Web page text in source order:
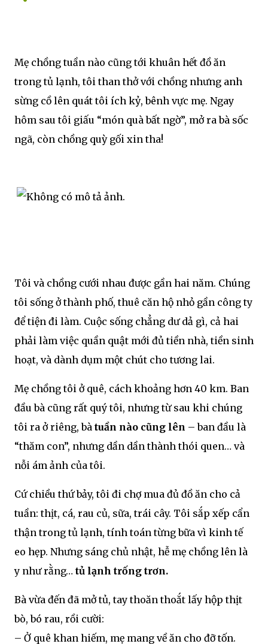
Mẹ chồng tuần nào cũng tới khuân hết đồ ăn
trong tủ lạnh, tôi than thở với chồng nhưng anh
sừng cồ lên quát tôi ích kỷ, bênh vực mẹ. Ngay
hôm sau tôi giấu “món quà bất ngờ”, mở ra bà sốc
ngã, còn chồng quỳ gối xin tha!
Tôi và chồng cưới nhau được gần hai năm. Chúng
tôi sống ở thành phố, thuê căn hộ nhỏ gần công ty
để tiện đi làm. Cuộc sống chẳng dư dả gì, cả hai
phải làm việc quần quật mới đủ tiền nhà, tiền sinh
hoạt, và dành dụm một chút cho tương lai.
Mẹ chồng tôi ở quê, cách khoảng hơn 40 km. Ban
đầu bà cũng rất quý tôi, nhưng từ sau khi chúng
tôi ra ở riêng, bà tuần nào cũng lên – ban đầu là
“thăm con”, nhưng dần dần thành thói quen… và
nỗi ám ảnh của tôi.
Cứ chiều thứ bảy, tôi đi chợ mua đủ đồ ăn cho cả
tuần: thịt, cá, rau củ, sữa, trái cây. Tôi sắp xếp cẩn
thận trong tủ lạnh, tính toán từng bữa vì kinh tế
eo hẹp. Nhưng sáng chủ nhật, hễ mẹ chồng lên là
y như rằng… tủ lạnh trống trơn.
Bà vừa đến đã mở tủ, tay thoăn thoắt lấy hộp thịt
bò, bó rau, rồi cười:
– Ở quê khan hiếm, mẹ mang về ăn cho đỡ tốn.